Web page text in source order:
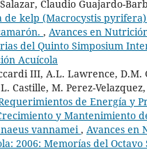
Claudio Guajardo-
de kelp (Macrocystis
, Avances en
del Quinto Simposium
Acuícola
III, A.L. Lawrence, D.M.
Castille, M. Perez-
de Energía y
y Mantenimiento
vannamei, Avances en
2006: Memorías del Octavo